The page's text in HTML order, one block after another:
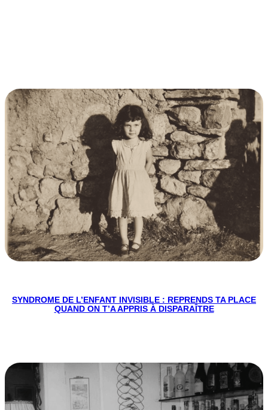
SYNDROME DE L’ENFANT INVISIBLE : REPRENDS TA PLACE
QUAND ON T’A APPRIS À DISPARAÎTRE